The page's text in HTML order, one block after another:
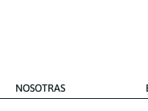
NOSOTRAS